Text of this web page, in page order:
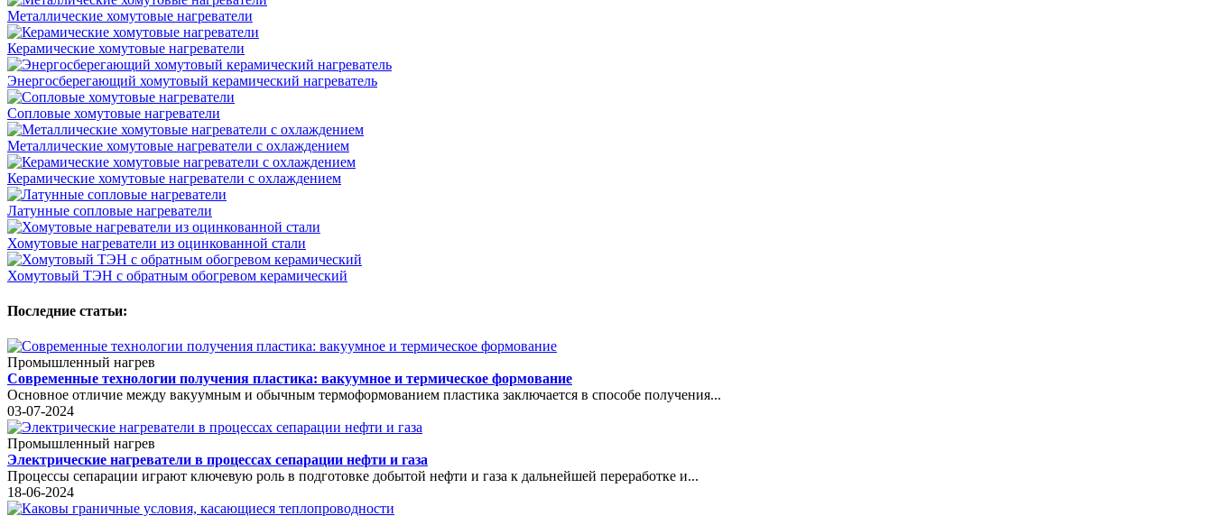
Металлические хомутовые нагреватели
Керамические хомутовые нагреватели
Энергосберегающий хомутовый керамический нагреватель
Сопловые хомутовые нагреватели
Металлические хомутовые нагреватели с охлаждением
Керамические хомутовые нагреватели с охлаждением
Латунные сопловые нагреватели
Хомутовые нагреватели из оцинкованной стали
Хомутовый ТЭН с обратным обогревом керамический
Последние статьи:
Промышленный нагрев
Современные технологии получения пластика: вакуумное и термическое формование
Основное отличие между вакуумным и обычным термоформованием пластика заключается в способе получения...
03-07-2024
Промышленный нагрев
Электрические нагреватели в процессах сепарации нефти и газа
Процессы сепарации играют ключевую роль в подготовке добытой нефти и газа к дальнейшей переработке и...
18-06-2024